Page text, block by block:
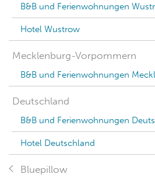
B&B und Ferienwohnungen
Hotel Wustrow
Mecklenburg-Vorpommern
B&B und Ferienwohnungen
Deutschland
B&B und Ferienwohnungen
Hotel Deutschland
Bluepillow